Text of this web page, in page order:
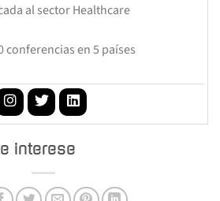
al sector Healthcare
conferencias en 5 países
interese